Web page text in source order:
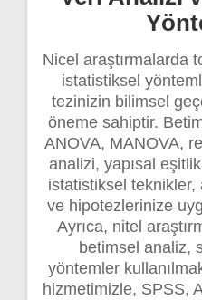
Nicel araştırmalarda
istatistiksel
tezinizin bilimsel
öneme sahiptir.
ANOVA, MANOVA,
analizi, yapısal
istatistiksel teknikler,
ve hipotezlerinize
Ayrıca, nitel
betimsel analiz,
yöntemler
hizmetimizle, SPSS,